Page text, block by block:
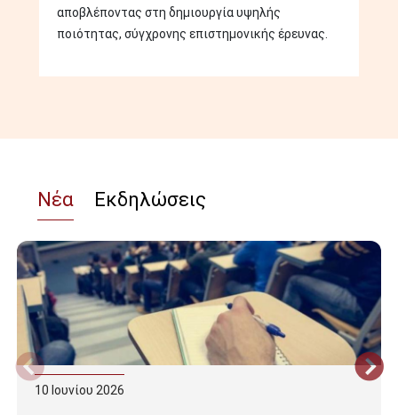
αποβλέποντας στη δημιουργία υψηλής
ποιότητας, σύγχρονης επιστημονικής έρευνας.
Νέα Εκδηλώσεις
10 Ιουνίου 2026